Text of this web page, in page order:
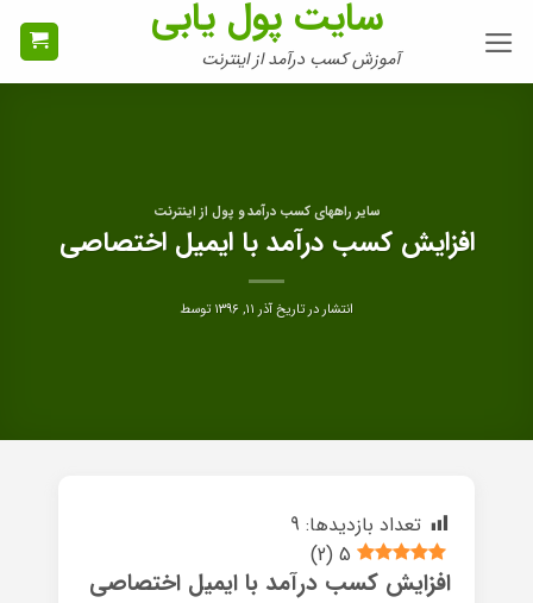
سایت پول یابی
آموزش کسب درآمد از اینترنت
سایر راههای کسب درآمد و پول از اینترنت
افزایش کسب درآمد با ایمیل اختصاصی
انتشار در تاریخآذر ۱۱, ۱۳۹۶ توسط
تعداد بازدیدها: 9
5
(
2
)
افزایش کسب درآمد با ایمیل اختصاصی